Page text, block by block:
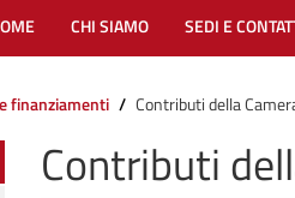
CHI SIAMO SEDI E
finanziamenti Contributi della
Contributi